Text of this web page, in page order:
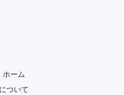
ホーム
について